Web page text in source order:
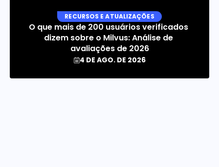
RECURSOS E ATUALIZAÇÕES
O que mais de 200 usuários verificados
dizem sobre o Milvus: Análise de
avaliações de 2026
4 DE AGO. DE 2026